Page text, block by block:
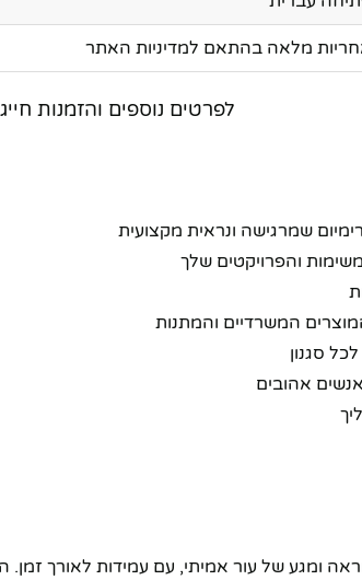
מלאה בהתאם למדיניות האתר
לפרטים נוספים והזמנות
שמרגישה ונראית מקצועית
והפרויקטים שלך
המשרדיים והמתנות
סגנון
אהובים